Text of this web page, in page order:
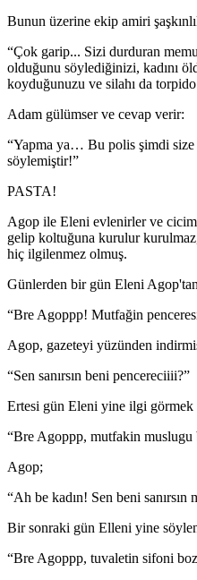
Bunun üzerine ekip amiri
“Çok garip... Sizi durduran
olduğunu söylediğinizi, kadını
koyduğunuzu ve silahı da torpido
Adam gülümser ve cevap verir:
“Yapma ya… Bu polis şimdi size
söylemiştir!”
PASTA!
Agop ile Eleni evlenirler ve
gelip koltuğuna kurulur
hiç ilgilenmez olmuş.
Günlerden bir gün Eleni
“Bre Agoppp! Mutfağin
Agop, gazeteyi yüzünden
“Sen sanırsın beni pencereciiii?”
Ertesi gün Eleni yine ilgi görmek
“Bre Agoppp, mutfakin muslugu
Agop;
“Ah be kadın! Sen beni sanırsın
Bir sonraki gün Elleni yine
“Bre Agoppp, tuvaletin sifoni